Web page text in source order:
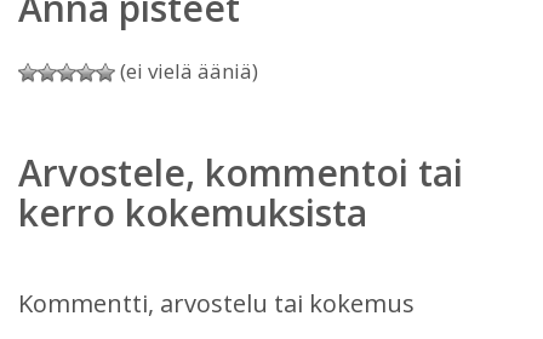
(ei vielä ääniä)
Arvostele, kommentoi tai
kerro kokemuksista
Kommentti, arvostelu tai kokemus